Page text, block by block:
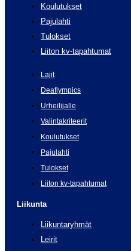
Koulutukset
Pajulahti
Tulokset
Liiton kv-tapahtumat
Lajit
Deaflympics
Urheilijalle
Valintakriteerit
Koulutukset
Pajulahti
Tulokset
Liiton kv-tapahtumat
Liikunta
Liikuntaryhmät
Leirit